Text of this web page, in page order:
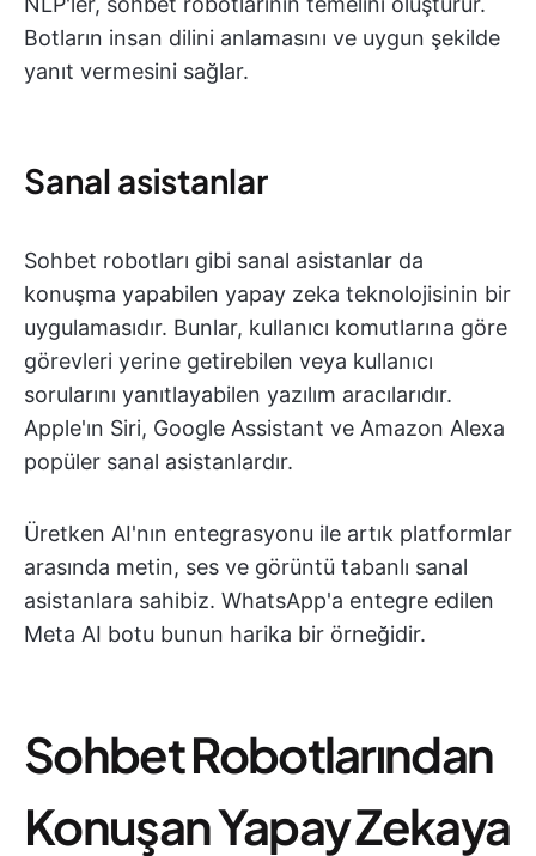
Botların insan dilini anlamasını ve uygun şekilde
yanıt vermesini sağlar.
Sanal asistanlar
Sohbet robotları gibi sanal asistanlar da
konuşma yapabilen yapay zeka teknolojisinin bir
uygulamasıdır. Bunlar, kullanıcı komutlarına göre
görevleri yerine getirebilen veya kullanıcı
sorularını yanıtlayabilen yazılım aracılarıdır.
Apple'ın Siri, Google Assistant ve Amazon Alexa
popüler sanal asistanlardır.
Üretken AI'nın entegrasyonu ile artık platformlar
arasında metin, ses ve görüntü tabanlı sanal
asistanlara sahibiz. WhatsApp'a entegre edilen
Meta AI botu bunun harika bir örneğidir.
Sohbet Robotlarından
Konuşan Yapay Zekaya